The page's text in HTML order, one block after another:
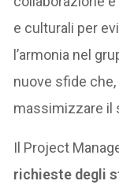
e culturali per
l’armonia nel
nuove sfide
massimizzare il
Il Project
richieste degli